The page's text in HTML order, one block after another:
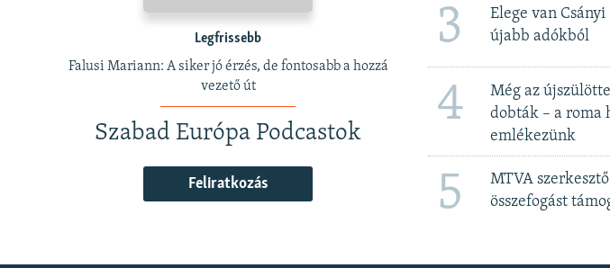
Legfrissebb
Falusi Mariann: A siker jó érzés, de fontosabb a hozzá
vezető út
Szabad Európa Podcastok
Feliratkozás
3
Elege van
újabb adókból
4
Még az
dobták – a roma
emlékezünk
5
MTVA
összefogást